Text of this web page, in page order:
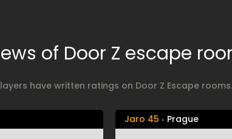
of Door Z escape
have written ratings on Door Z Escape rooms.
Jaro 45 Prague